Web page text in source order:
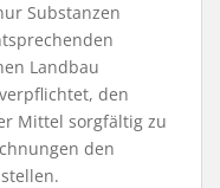
Substanzen
Landbau
den
Mittel sorgfältig zu
den